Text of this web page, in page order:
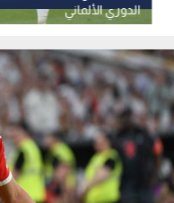
الدوري الألماني